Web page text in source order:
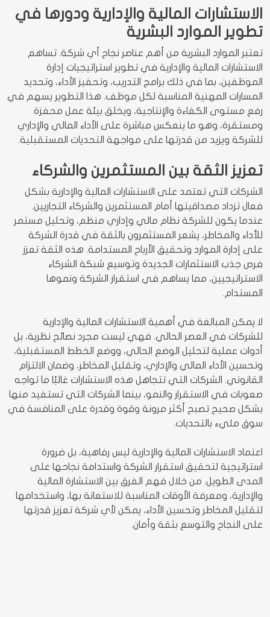
الاستشارات المالية والإدارية ودورها في
تطوير الموارد البشرية
تعتبر الموارد البشرية من أهم عناصر نجاح أي شركة. تساهم
الاستشارات المالية والإدارية في تطوير استراتيجيات إدارة
الموظفين، بما في ذلك برامج التدريب، وتحفيز الأداء، وتحديد
المسارات المهنية المناسبة لكل موظف. هذا التطوير يسهم في
رفع مستوى الكفاءة والإنتاجية، ويخلق بيئة عمل محفزة
ومستقرة، وهو ما ينعكس مباشرة على الأداء المالي والإداري
للشركة ويزيد من قدرتها على مواجهة التحديات المستقبلية.
تعزيز الثقة بين المستثمرين والشركاء
الشركات التي تعتمد على الاستشارات المالية والإدارية بشكل
فعال تزداد مصداقيتها أمام المستثمرين والشركاء التجاريين.
عندما يكون للشركة نظام مالي وإداري منظم، وتحليل مستمر
للأداء والمخاطر، يشعر المستثمرون بالثقة في قدرة الشركة
على إدارة الموارد وتحقيق الأرباح المستدامة. هذه الثقة تعزز
فرص جذب الاستثمارات الجديدة وتوسيع شبكة الشركاء
الاستراتيجيين، مما يساهم في استقرار الشركة ونموها
المستدام.
لا يمكن المبالغة في أهمية الاستشارات المالية والإدارية
للشركات في العصر الحالي. فهي ليست مجرد نصائح نظرية، بل
أدوات عملية لتحليل الوضع الحالي، ووضع الخطط المستقبلية،
وتحسين الأداء المالي والإداري، وتقليل المخاطر، وضمان الالتزام
القانوني. الشركات التي تتجاهل هذه الاستشارات غالبًا ما تواجه
صعوبات في الاستقرار والنمو، بينما الشركات التي تستفيد منها
بشكل صحيح تصبح أكثر مرونة وقوة وقدرة على المنافسة في
سوق مليء بالتحديات.
اعتماد الاستشارات المالية والإدارية ليس رفاهية، بل ضرورة
استراتيجية لتحقيق استقرار الشركة واستدامة نجاحها على
المدى الطويل. من خلال فهم الفرق بين الاستشارة المالية
والإدارية، ومعرفة الأوقات المناسبة للاستعانة بها، واستخدامها
لتقليل المخاطر وتحسين الأداء، يمكن لأي شركة تعزيز قدرتها
على النجاح والتوسع بثقة وأمان.